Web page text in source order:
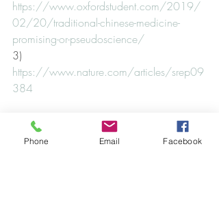
https://www.oxfordstudent.com/2019/
02/20/traditional-chinese-medicine-
promising-or-pseudoscience/
3)
https://www.nature.com/articles/srep09
384
#malaria
#mtc
#medicinatradicionalchina
#yale
Phone Email Facebook